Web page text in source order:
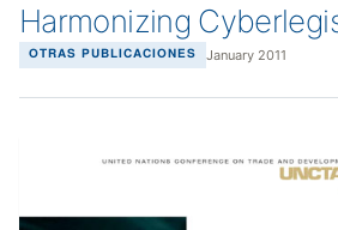
Harmonizing
OTRAS PUBLICACIONES January 2011